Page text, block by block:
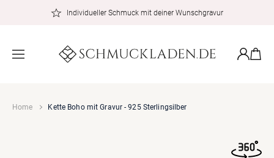
Individueller Schmuck mit deiner Wunschgravur
Home Kette Boho mit Gravur - 925 Sterlingsilber